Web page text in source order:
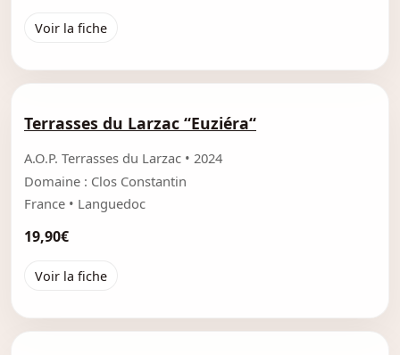
Voir la fiche
Terrasses du Larzac “Euziéra“
A.O.P. Terrasses du Larzac • 2024
Domaine : Clos Constantin
France • Languedoc
19,90€
Voir la fiche